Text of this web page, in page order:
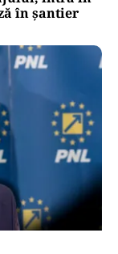
în șantier